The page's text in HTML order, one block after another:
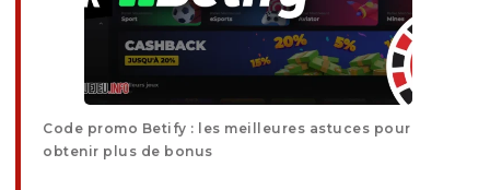
Code promo Betify : les meilleures astuces pour
obtenir plus de bonus